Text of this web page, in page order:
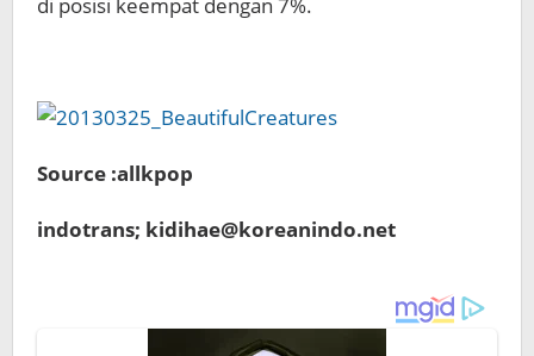
Source :allkpop
indotrans; kidihae@koreanindo.net